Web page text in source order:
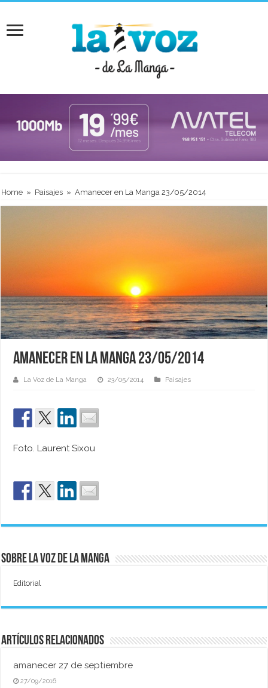
Home » Paisajes » Amanecer en La Manga 23/05/2014
Amanecer en La Manga 23/05/2014
La Voz de La Manga 23/05/2014 Paisajes
Foto. Laurent Sixou
Sobre La Voz de La Manga
Editorial
Artículos relacionados
amanecer 27 de septiembre
27/09/2016